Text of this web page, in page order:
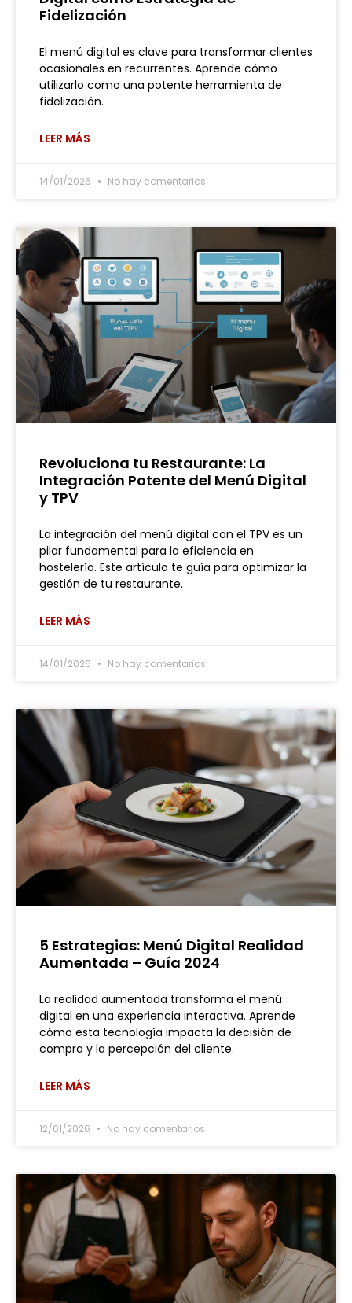
Fidelización
El menú digital es clave para transformar clientes
ocasionales en recurrentes. Aprende cómo
utilizarlo como una potente herramienta de
fidelización.
LEER MÁS
14/01/2026 No hay comentarios
Revoluciona tu Restaurante: La
Integración Potente del Menú Digital
y TPV
La integración del menú digital con el TPV es un
pilar fundamental para la eficiencia en
hostelería. Este artículo te guía para optimizar la
gestión de tu restaurante.
LEER MÁS
14/01/2026 No hay comentarios
5 Estrategias: Menú Digital Realidad
Aumentada – Guía 2024
La realidad aumentada transforma el menú
digital en una experiencia interactiva. Aprende
cómo esta tecnología impacta la decisión de
compra y la percepción del cliente.
LEER MÁS
12/01/2026 No hay comentarios